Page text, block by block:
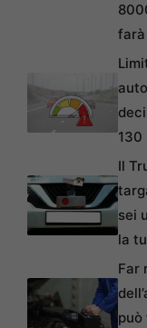
130
Il
sei
la
Far